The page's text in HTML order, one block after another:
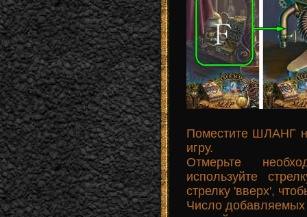
Поместите ШЛАНГ
игру.
Отмерьте
используйте
стрелку 'вверх',
Число